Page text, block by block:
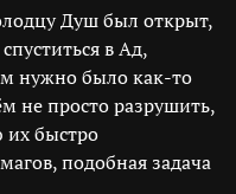
Душ был открыт,
в Ад,
нужно было как-то
не просто разрушить,
быстро
подобная задача